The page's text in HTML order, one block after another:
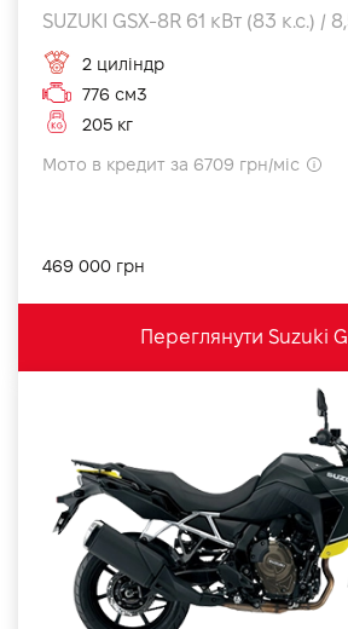
2 циліндр
776 см3
205 кг
Мото в кредит за 6709 грн/міс
469 000 грн
Переглянути Suzuki